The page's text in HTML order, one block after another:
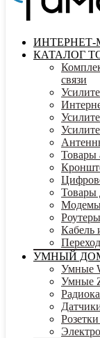
ИНТЕРНЕТ-
КАТАЛОГ
связи
Товары
Товары
Кабель
УМНЫЙ
Умные
Умные